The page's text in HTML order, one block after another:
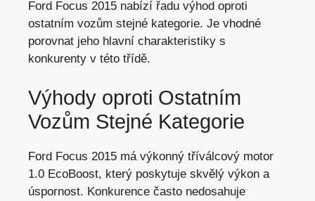
Ford Focus 2015 nabízí řadu výhod oproti
ostatním vozům stejné kategorie. Je vhodné
porovnat jeho hlavní charakteristiky s
konkurenty v této třídě.
Výhody oproti Ostatním
Vozům Stejné Kategorie
Ford Focus 2015 má výkonný tříválcový motor
1.0 EcoBoost, který poskytuje skvělý výkon a
úspornost. Konkurence často nedosahuje